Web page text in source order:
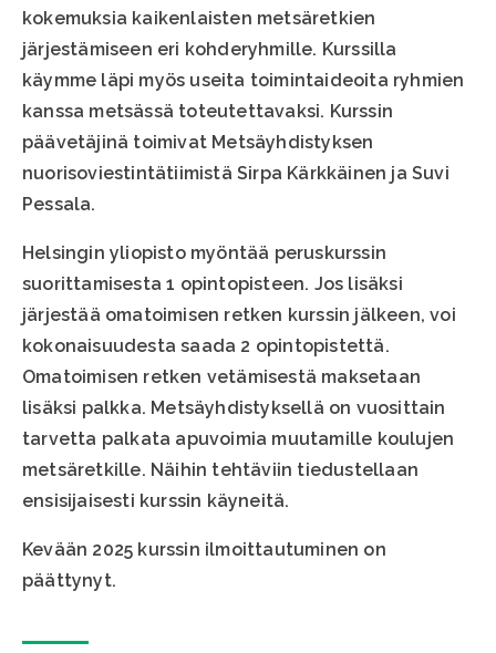
kokemuksia kaikenlaisten metsäretkien
järjestämiseen eri kohderyhmille. Kurssilla
käymme läpi myös useita toimintaideoita ryhmien
kanssa metsässä toteutettavaksi. Kurssin
päävetäjinä toimivat Metsäyhdistyksen
nuorisoviestintätiimistä Sirpa Kärkkäinen ja Suvi
Pessala.
Helsingin yliopisto myöntää peruskurssin
suorittamisesta 1 opintopisteen. Jos lisäksi
järjestää omatoimisen retken kurssin jälkeen, voi
kokonaisuudesta saada 2 opintopistettä.
Omatoimisen retken vetämisestä maksetaan
lisäksi palkka. Metsäyhdistyksellä on vuosittain
tarvetta palkata apuvoimia muutamille koulujen
metsäretkille. Näihin tehtäviin tiedustellaan
ensisijaisesti kurssin käyneitä.
Kevään 2025 kurssin ilmoittautuminen on
päättynyt.